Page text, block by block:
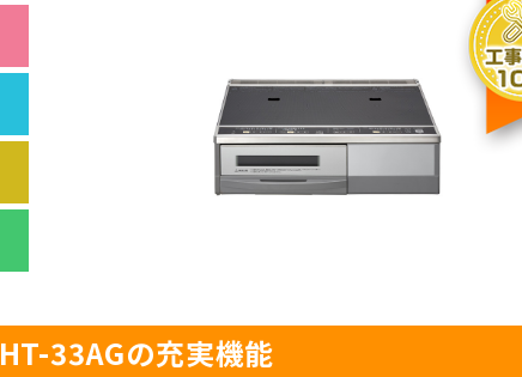
HT-33AGの充実機能